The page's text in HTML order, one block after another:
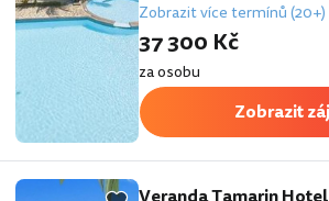
Zobrazit více termínů (20+)
37 300 Kč
za osobu
Zobrazit